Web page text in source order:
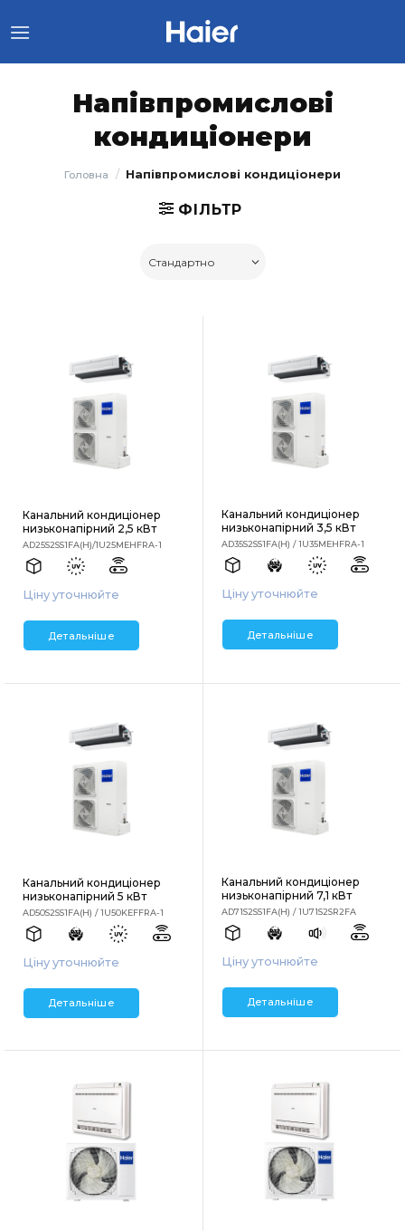
to
Напівпромислові
кондиціонери
Головна / Напівпромислові кондиціонери
ФІЛЬТР
Канальний кондиціонер
низьконапірний 2,5 кВт
AD25S2SS1FA(H)/1U25MEHFRA-1
Ціну уточнюйте
Детальніше
Канальний кондиціонер
низьконапірний 3,5 кВт
AD35S2SS1FA(H) / 1U35MEHFRA-1
Ціну уточнюйте
Детальніше
Канальний кондиціонер
низьконапірний 5 кВт
AD50S2SS1FA(H) / 1U50KEFFRA-1
Ціну уточнюйте
Детальніше
Канальний кондиціонер
низьконапірний 7,1 кВт
AD71S2SS1FA(H) / 1U71S2SR2FA
Ціну уточнюйте
Детальніше